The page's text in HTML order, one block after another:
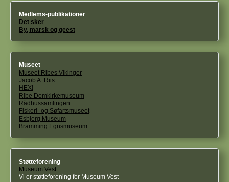
Medlems-publikationer
Det sker
By, marsk og geest
Museet
Museet Ribes Vikinger
Jacob A. Riis
HEX!
Ribe Domkirkemuseum
Rådhussamlingen
Fiskeri- og Søfartsmuseet
Esbjerg Museum
Bramming Egnsmuseum
Støtteforening
Museum Vest
Vi er støtteforening for Museum Vest